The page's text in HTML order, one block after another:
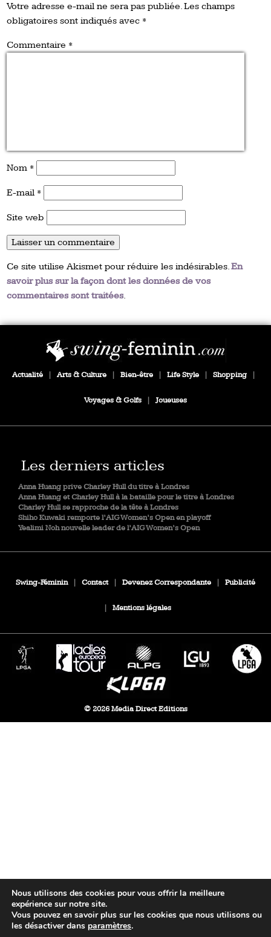
Votre adresse e-mail ne sera pas publiée.Les champs
obligatoires sont indiqués avec *
Commentaire *
Nom *
E-mail *
Site web
Ce site utilise Akismet pour réduire les indésirables.En
savoir plus sur la façon dont les données de vos
commentaires sont traitées.
Actualité Arts & Culture Bien-être Life Style Shopping
Voyages & Golfs Joueuses
Les derniers articles
Anna Huang prive Charley Hull du titre à Londres
Anna Huang et Charley Hull à la bataille pour le titre à Londres
Charley Hull se rapproche de la tête à Londres
Shiho Kuwaki remporte l’AIG Women’s Open en playoff
Yealimi Noh nouvelle leader de l’AIG Women’s Open
Swing-Féminin Contact Devenez Correspondante Publicité
Mentions légales
© 2026 Media Direct Editions
Nous utilisons des cookies pour vous offrir la meilleure
expérience sur notre site.
Vous pouvez en savoir plus sur les cookies que nous utilisons ou
les désactiver dans paramètres.